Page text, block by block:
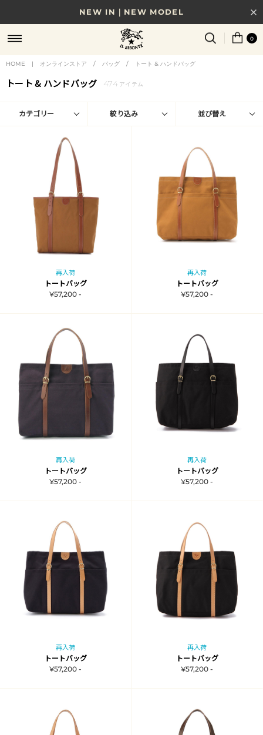
8/17(月)10時まで｜税込11,000円以上で送料無料
贈る相手やシーンから選べる、新しいギフトガイド
NEW IN｜COLOR LEATHER
0
HOME | オンラインストア / バッグ / トート & ハンドバッグ
トート & ハンドバッグ 474 アイテム
カテゴリー 絞り込み 並び替え
再入荷
トートバッグ
¥57,200 -
再入荷
トートバッグ
¥57,200 -
再入荷
トートバッグ
¥57,200 -
再入荷
トートバッグ
¥57,200 -
再入荷
トートバッグ
¥57,200 -
再入荷
トートバッグ
¥57,200 -